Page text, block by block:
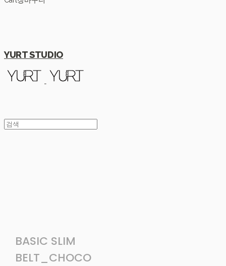
YURT STUDIO
BASIC SLIM
BELT_CHOCO